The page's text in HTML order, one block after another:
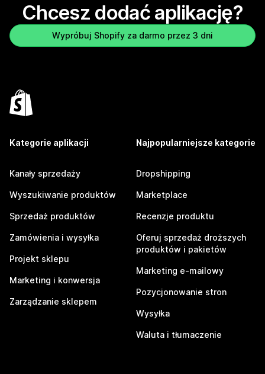
Chcesz dodać aplikację?
Wypróbuj Shopify za darmo przez 3 dni
Kategorie aplikacji
Kanały sprzedaży
Wyszukiwanie produktów
Sprzedaż produktów
Zamówienia i wysyłka
Projekt sklepu
Marketing i konwersja
Zarządzanie sklepem
Najpopularniejsze kategorie
Dropshipping
Marketplace
Recenzje produktu
Oferuj sprzedaż droższych
produktów i pakietów
Marketing e-mailowy
Pozycjonowanie stron
Wysyłka
Waluta i tłumaczenie